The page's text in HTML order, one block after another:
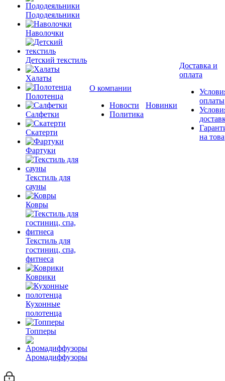
Пододеяльники
Наволочки
Детский текстиль
Халаты
Полотенца
Салфетки
Скатерти
Фартуки
Текстиль для
сауны
Ковры
Текстиль для
гостиниц, спа,
фитнеса
Коврики
Кухонные
полотенца
Топперы
Аромадиффузоры
О компании
Новости
Политика
Новинки
Доставка и
оплата
оплаты
на